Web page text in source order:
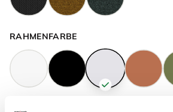
RAHMENFARBE